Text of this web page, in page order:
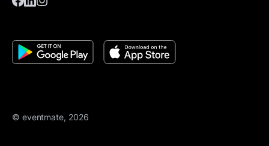
© eventmate, 2026